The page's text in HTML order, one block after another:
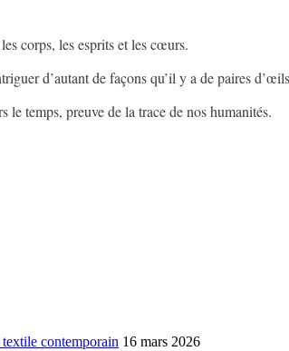
corps, les esprits et les cœurs.
d’autant de façons qu’il y a de paires
le temps, preuve de la trace de nos humanités.
contemporain 16 mars 2026